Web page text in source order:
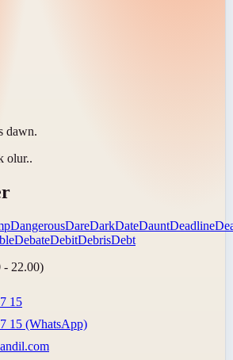
dawn.
olur..
DangerousDareDarkDateDauntDeadline
DebateDebitDebrisDebt
- 22.00)
15
15 (WhatsApp)